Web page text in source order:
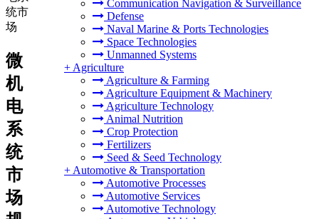
Communication Navigation & Surveillance
Defense
Naval Marine & Ports Technologies
Space Technologies
Unmanned Systems
+ Agriculture
Agriculture & Farming
Agriculture Equipment & Machinery
Agriculture Technology
Animal Nutrition
Crop Protection
Fertilizers
Seed & Seed Technology
+ Automotive & Transportation
Automotive Processes
Automotive Services
Automotive Technology
统市
场
微
机
电
系
统
市
场